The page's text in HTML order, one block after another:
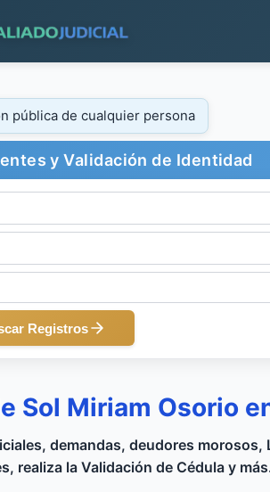
pública de cualquier persona
y Validación de Identidad
Registros
Sol Miriam Osorio
demandas, deudores morosos,
realiza la Validación de Cédula y